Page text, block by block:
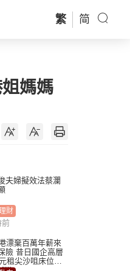
繁 简
媽媽
夫婦擬效法蔡瀾
財
前
漂棄百萬年薪來
險 昔日國企高層
租尖沙咀床位｜